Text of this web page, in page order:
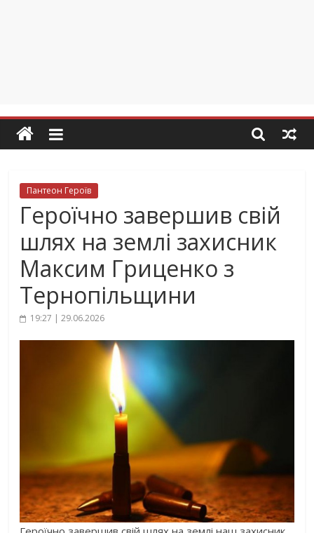
Пантеон Героїв
Героїчно завершив свій
шлях на землі захисник
Максим Гриценко з
Тернопільщини
19:27 | 29.06.2026